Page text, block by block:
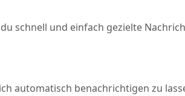
schnell und einfach gezielte
automatisch benachrichtigen zu